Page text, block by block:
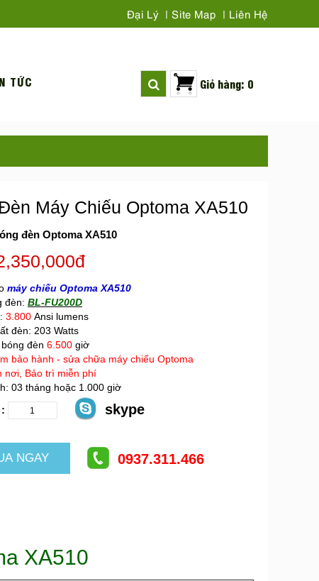
Đại Lý Site Map Liên Hệ
TỨC
Giỏ hàng: 0
Máy Chiếu Optoma XA510
đèn Optoma XA510
máy chiếu Optoma XA510
đèn: BL-FU200D
3.800Ansi lumens
đèn: 203 Watts
đèn 6.500giờ
bảo hành - sửa chữa máy chiếu Optoma
nơi, Bảo trì miễn phí
03 tháng hoặc 1.000 giờ
skype
0937.311.466
XA510